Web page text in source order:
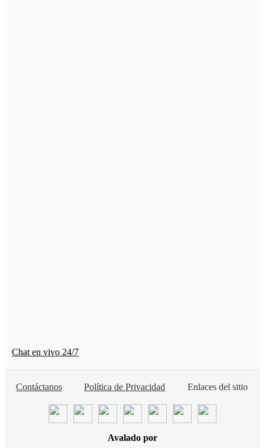
Chat en vivo 24/7
Contáctanos Política de Privacidad Enlaces del sitio
Avalado por